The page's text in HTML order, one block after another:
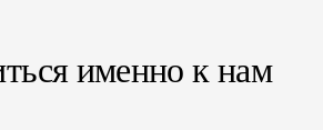
именно к нам